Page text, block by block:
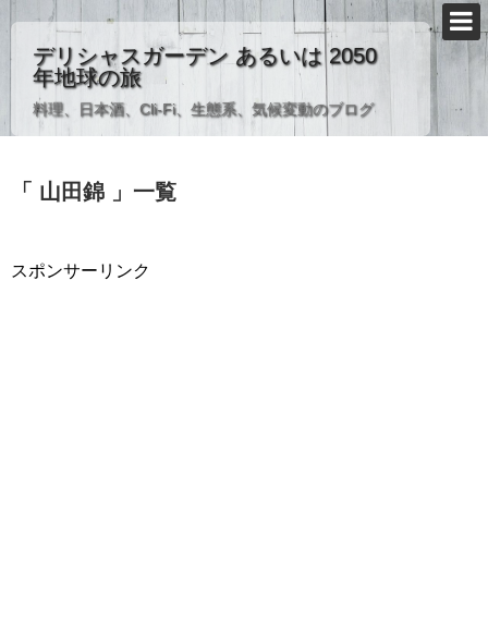
デリシャスガーデン あるいは 2050
年地球の旅
料理、日本酒、Cli-Fi、生態系、気候変動のブログ
「 山田錦 」一覧
スポンサーリンク